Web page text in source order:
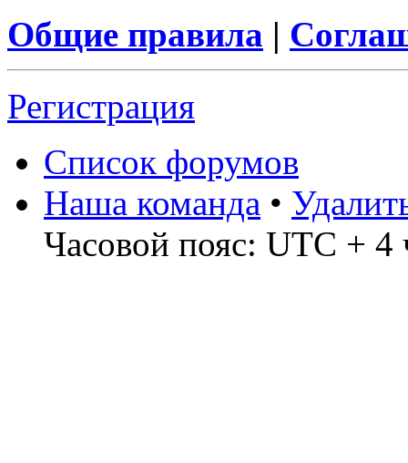
Общие правила |
Регистрация
Список форумов
Наша команда •
Часовой пояс: UTC + 4